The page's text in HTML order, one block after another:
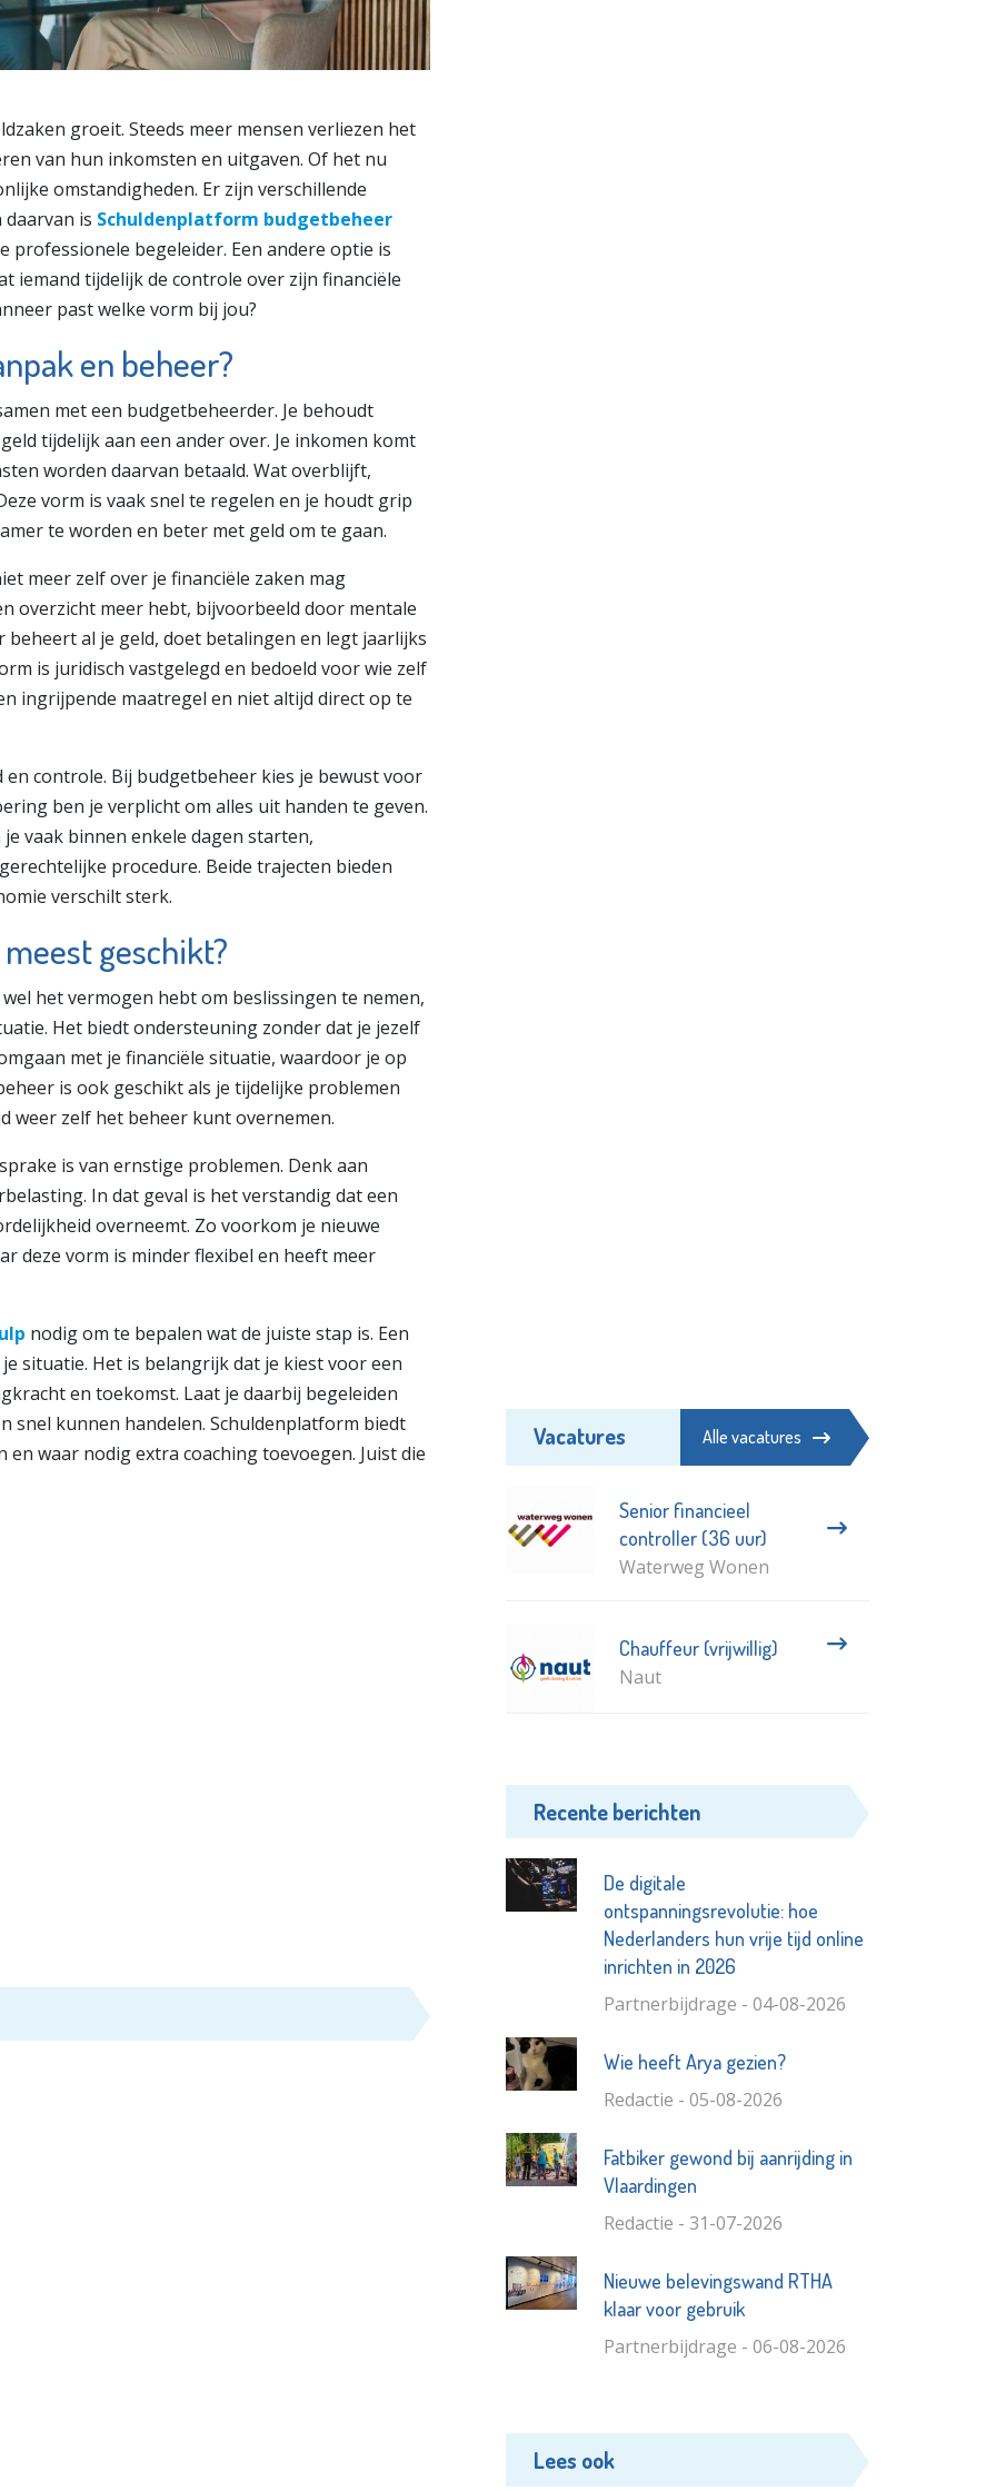
groeit. Steeds meer mensen verliezen het
van hun inkomsten en uitgaven. Of het nu
omstandigheden. Er zijn verschillende
is Schuldenplatform budgetbeheer
begeleider. Een andere optie is
iemand tijdelijk de controle over zijn financiële
past welke vorm bij jou?
en beheer?
met een budgetbeheerder. Je behoudt
tijdelijk aan een ander over. Je inkomen komt
worden daarvan betaald. Wat overblijft,
vorm is vaak snel te regelen en je houdt grip
te worden en beter met geld om te gaan.
meer zelf over je financiële zaken mag
overzicht meer hebt, bijvoorbeeld door mentale
al je geld, doet betalingen en legt jaarlijks
is juridisch vastgelegd en bedoeld voor wie zelf
ingrijpende maatregel en niet altijd direct op te
controle. Bij budgetbeheer kies je bewust voor
ben je verplicht om alles uit handen te geven.
vaak binnen enkele dagen starten,
procedure. Beide trajecten bieden
verschilt sterk.
geschikt?
het vermogen hebt om beslissingen te nemen,
Het biedt ondersteuning zonder dat je jezelf
met je financiële situatie, waardoor je op
is ook geschikt als je tijdelijke problemen
weer zelf het beheer kunt overnemen.
is van ernstige problemen. Denk aan
In dat geval is het verstandig dat een
overneemt. Zo voorkom je nieuwe
deze vorm is minder flexibel en heeft meer
nodig om te bepalen wat de juiste stap is. Een
situatie. Het is belangrijk dat je kiest voor een
en toekomst. Laat je daarbij begeleiden
snel kunnen handelen. Schuldenplatform biedt
waar nodig extra coaching toevoegen. Juist die
Vacatures Alle vacatures
Senior financieel
controller (36 uur)
Waterweg Wonen
Chauffeur (vrijwillig)
Naut
Recente berichten
De digitale
ontspanningsrevolutie: hoe
Nederlanders hun vrije tijd online
inrichten in 2026
Partnerbijdrage - 04-08-2026
Wie heeft Arya gezien?
Redactie - 05-08-2026
Fatbiker gewond bij aanrijding in
Vlaardingen
Redactie - 31-07-2026
Nieuwe belevingswand RTHA
klaar voor gebruik
Partnerbijdrage - 06-08-2026
Lees ook